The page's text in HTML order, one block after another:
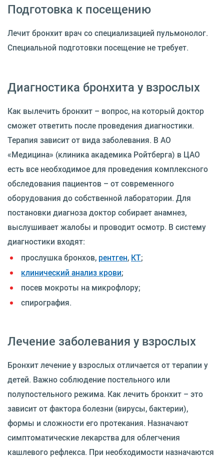
Подготовка к посещению
Лечит бронхит врач со специализацией пульмонолог.
Специальной подготовки посещение не требует.
Диагностика бронхита у взрослых
Как вылечить бронхит – вопрос, на который доктор
сможет ответить после проведения диагностики.
Терапия зависит от вида заболевания. В АО
«Медицина» (клиника академика Ройтберга) в ЦАО
есть все необходимое для проведения комплексного
обследования пациентов – от современного
оборудования до собственной лаборатории. Для
постановки диагноза доктор собирает анамнез,
выслушивает жалобы и проводит осмотр. В систему
диагностики входят:
прослушка бронхов, рентген, КТ;
клинический анализ крови;
посев мокроты на микрофлору;
спирография.
Лечение заболевания у взрослых
Бронхит лечение у взрослых отличается от терапии у
детей. Важно соблюдение постельного или
полупостельного режима. Как лечить бронхит – это
зависит от фактора болезни (вирусы, бактерии),
формы и сложности его протекания. Назначают
симптоматические лекарства для облегчения
кашлевого рефлекса. При необходимости назначаются